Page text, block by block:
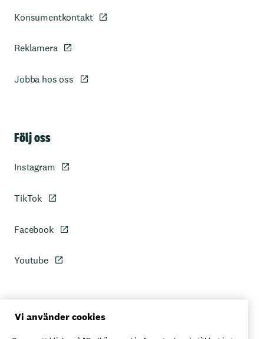
Konsumentkontakt
Reklamera
Jobba hos oss
Följ oss
Instagram
TikTok
Facebook
Youtube
Personuppgiftspolicy
Vi använder cookies